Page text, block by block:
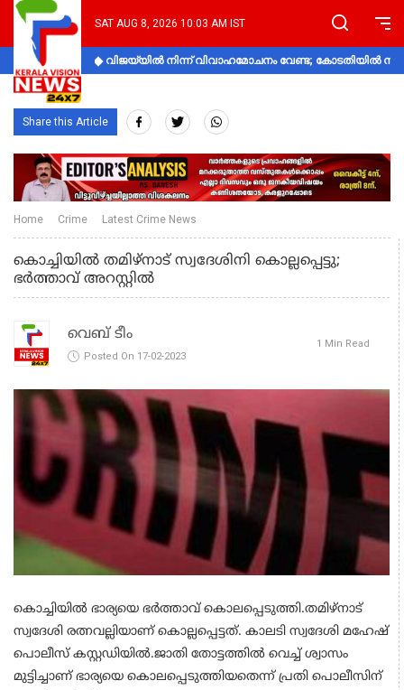
SAT AUG 8, 2026 10:03 AM IST
വിജയ്‌യിൽ നിന്ന് വിവാഹമോചനം വേണ്ട; കോടതിയിൽ
Share this Article
Home Crime Latest Crime News
കൊച്ചിയിൽ തമിഴ്‌നാട് സ്വദേശിനി കൊല്ലപ്പെട്ടു;
ഭർത്താവ് അറസ്റ്റിൽ
വെബ് ടീം
Posted On 17-02-2023
1 Min Read
കൊച്ചിയിൽ ഭാര്യയെ ഭർത്താവ് കൊലപ്പെടുത്തി.തമിഴ്നാട്
സ്വദേശി രത്നവല്ലിയാണ് കൊല്ലപ്പെട്ടത്. കാലടി സ്വദേശി മഹേഷ്
പൊലീസ് കസ്റ്റഡിയിൽ.ജാതി തോട്ടത്തിൽ വെച്ച് ശ്വാസം
മുട്ടിച്ചാണ് ഭാര്യയെ കൊലപ്പെടുത്തിയതെന്ന് പ്രതി പൊലീസിന്